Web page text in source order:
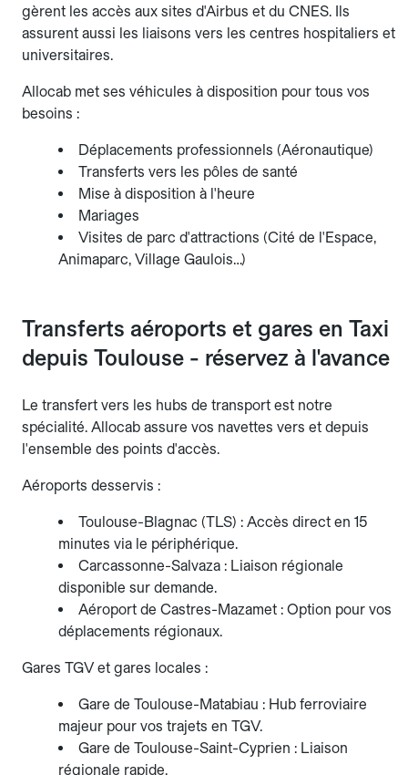
gèrent les accès aux sites d'Airbus et du CNES. Ils
assurent aussi les liaisons vers les centres hospitaliers et
universitaires.
Allocab met ses véhicules à disposition pour tous vos
besoins :
Déplacements professionnels (Aéronautique)
Transferts vers les pôles de santé
Mise à disposition à l'heure
Mariages
Visites de parc d'attractions (Cité de l'Espace,
Animaparc, Village Gaulois…)
Transferts aéroports et gares en Taxi
depuis Toulouse - réservez à l'avance
Le transfert vers les hubs de transport est notre
spécialité. Allocab assure vos navettes vers et depuis
l'ensemble des points d'accès.
Aéroports desservis :
Toulouse-Blagnac (TLS) : Accès direct en 15
minutes via le périphérique.
Carcassonne-Salvaza : Liaison régionale
disponible sur demande.
Aéroport de Castres-Mazamet : Option pour vos
déplacements régionaux.
Gares TGV et gares locales :
Gare de Toulouse-Matabiau : Hub ferroviaire
majeur pour vos trajets en TGV.
Gare de Toulouse-Saint-Cyprien : Liaison
régionale rapide.